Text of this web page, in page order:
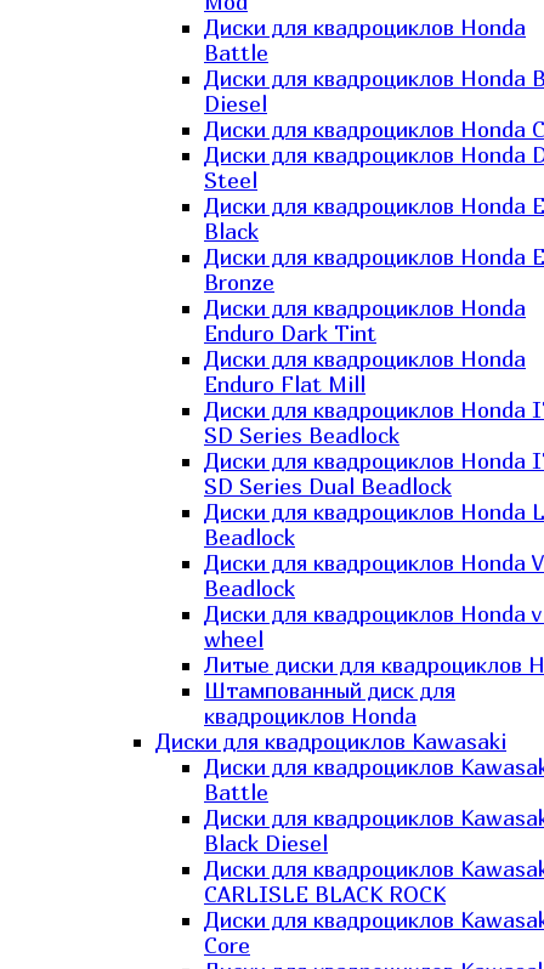
Диски для квадроциклов Honda
Battle
Диски для квадроциклов Honda
Diesel
Диски для квадроциклов Honda
Диски для квадроциклов Honda
Steel
Диски для квадроциклов Honda
Black
Диски для квадроциклов Honda
Bronze
Диски для квадроциклов Honda
Enduro Dark Tint
Диски для квадроциклов Honda
Enduro Flat Mill
Диски для квадроциклов Honda
SD Series Beadlock
Диски для квадроциклов Honda
SD Series Dual Beadlock
Диски для квадроциклов Honda
Beadlock
Диски для квадроциклов Honda
Beadlock
Диски для квадроциклов Honda
wheel
Литые диски для квадроциклов
Штампованный диск для
квадроциклов Honda
Диски для квадроциклов Kawasaki
Диски для квадроциклов
Battle
Диски для квадроциклов
Black Diesel
Диски для квадроциклов
CARLISLE BLACK ROCK
Диски для квадроциклов
Core